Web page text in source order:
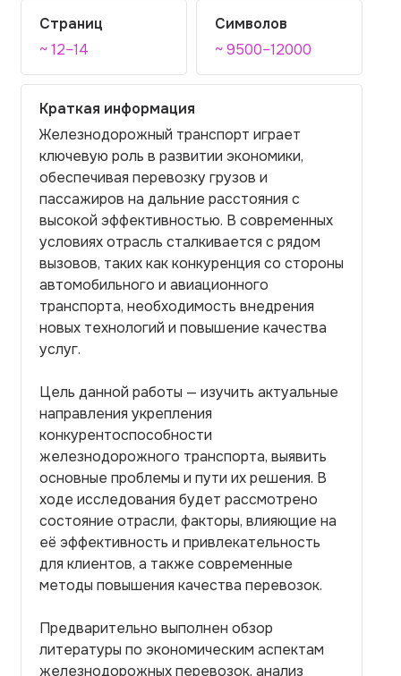
Страниц
~ 12–14
Символов
~ 9500–12000
Краткая информация
Железнодорожный транспорт играет
ключевую роль в развитии экономики,
обеспечивая перевозку грузов и
пассажиров на дальние расстояния с
высокой эффективностью. В современных
условиях отрасль сталкивается с рядом
вызовов, таких как конкуренция со стороны
автомобильного и авиационного
транспорта, необходимость внедрения
новых технологий и повышение качества
услуг.
Цель данной работы — изучить актуальные
направления укрепления
конкурентоспособности
железнодорожного транспорта, выявить
основные проблемы и пути их решения. В
ходе исследования будет рассмотрено
состояние отрасли, факторы, влияющие на
её эффективность и привлекательность
для клиентов, а также современные
методы повышения качества перевозок.
Предварительно выполнен обзор
литературы по экономическим аспектам
железнодорожных перевозок, анализ